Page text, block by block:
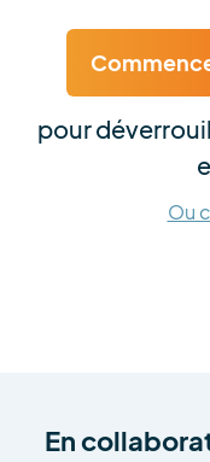
pour
Ou
En